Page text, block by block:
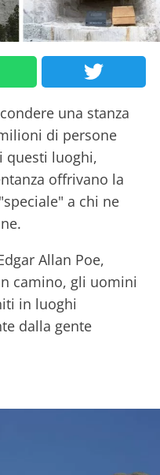
una stanza
di persone
questi luoghi,
offrivano la
a chi ne
Allan Poe,
camino, gli uomini
in luoghi
dalla gente